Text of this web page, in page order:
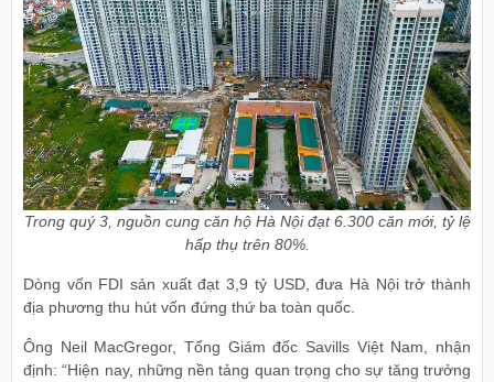
Trong quý 3, nguồn cung căn hộ Hà Nội đạt 6.300 căn mới, tỷ lệ
hấp thụ trên 80%.
Dòng vốn FDI sản xuất đạt 3,9 tỷ USD, đưa Hà Nội trở thành
địa phương thu hút vốn đứng thứ ba toàn quốc.
Ông Neil MacGregor, Tổng Giám đốc Savills Việt Nam, nhận
định: “Hiện nay, những nền tảng quan trọng cho sự tăng trưởng